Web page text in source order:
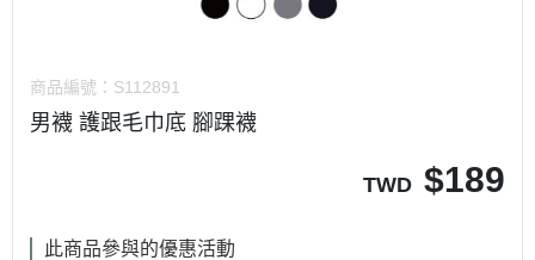
商品編號： S112891
男襪 護跟毛巾底 腳踝襪
TWD $189
此商品參與的優惠活動